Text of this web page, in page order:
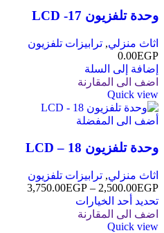
وحدة تلفزيون LCD -17
اثاث منزلي, ترابيزات تلفزيون
0.00EGP
إضافة إلى السلة
اضف الى المقارنة
Quick view
أضف الى المفضلة
وحدة تلفزيون LCD – 18
اثاث منزلي, ترابيزات تلفزيون
2,500.00EGP
–
3,750.00EGP
تحديد أحد الخيارات
اضف الى المقارنة
Quick view